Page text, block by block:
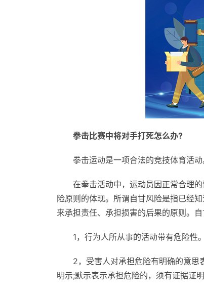
拳击比赛中将对手打死怎么办?
拳击运动是一项合法的竞技体育活动
在拳击活动中，运动员因正常合理
险原则的体现。所谓自甘风险是指已经
来承担责任、承担损害的后果的原则。
1，行为人所从事的活动带有危险性
2，受害人对承担危险有明确的意思
明示;默示表示承担危险的，须有证据证